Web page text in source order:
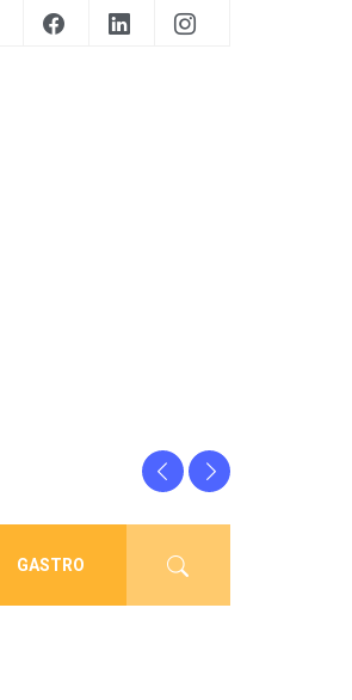
PreviousNext
GASTRO